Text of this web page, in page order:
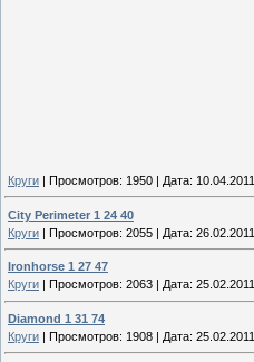
Круги | Просмотров: 1950 | Дата: 10.04.2011
City Perimeter 1 24 40
Круги | Просмотров: 2055 | Дата: 26.02.2011
Ironhorse 1 27 47
Круги
Просмотров: 2063 Дата: 25.02.2011
Diamond 1 31 74
Круги | Просмотров: 1908 | Дата: 25.02.2011